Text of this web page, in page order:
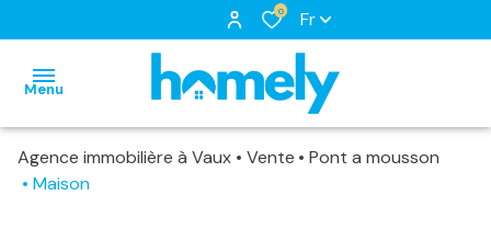
0 Fr
Menu
accueil
Agence immobilière à Vaux Vente
Pont a mousson
Maison